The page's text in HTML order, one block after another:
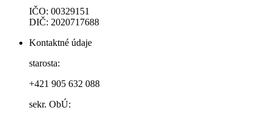
IČO: 00329151
DIČ: 2020717688
Kontaktné údaje
starosta:
+421 905 632 088
sekr. ObÚ: